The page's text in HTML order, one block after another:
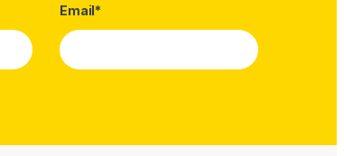
Email*